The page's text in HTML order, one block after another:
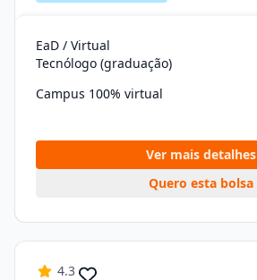
EaD / Virtual
Tecnólogo (graduação)
Campus 100% virtual
Ver mais detalhes
Quero esta bolsa
4.3